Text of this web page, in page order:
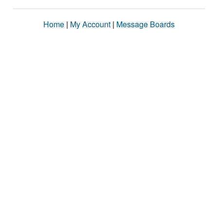
Home | My Account | Message Boards